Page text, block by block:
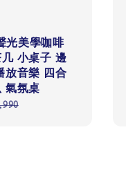
光美學咖啡
小桌子 邊
放音樂 四合
氣氛桌